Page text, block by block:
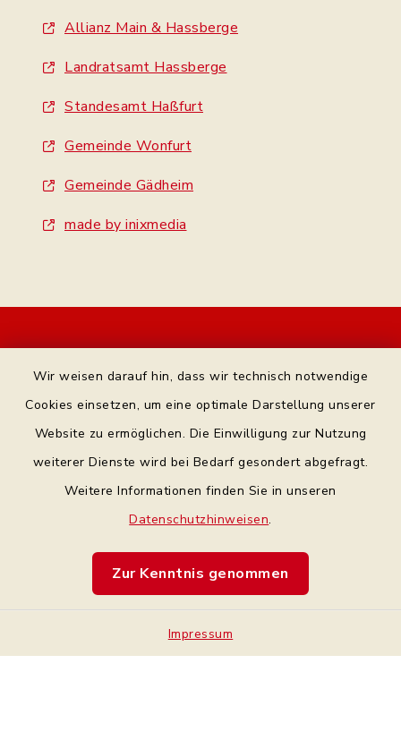
Wir weisen darauf hin, dass wir technisch notwendige
Cookies einsetzen, um eine optimale Darstellung unserer
Website zu ermöglichen. Die Einwilligung zur Nutzung
weiterer Dienste wird bei Bedarf gesondert abgefragt.
Weitere Informationen finden Sie in unseren
Datenschutzhinweisen.
Zur Kenntnis genommen
Impressum
Allianz Main & Hassberge
Landratsamt Hassberge
Standesamt Haßfurt
Gemeinde Wonfurt
Gemeinde Gädheim
made by inixmedia
Bankverbindung
Barrierefreiheit
Sitemap